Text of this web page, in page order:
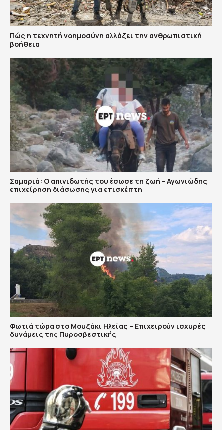
Πώς η τεχνητή νοημοσύνη αλλάζει την ανθρωπιστική
βοήθεια
Σαμαριά: Ο απινιδωτής του έσωσε τη ζωή – Αγωνιώδης
επιχείρηση διάσωσης για επισκέπτη
Φωτιά τώρα στο Μουζάκι Ηλείας – Επιχειρούν ισχυρές
δυνάμεις της Πυροσβεστικής